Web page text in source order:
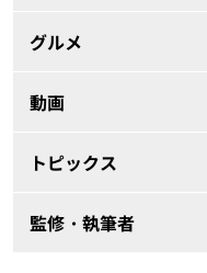
グルメ
動画
トピックス
監修・執筆者